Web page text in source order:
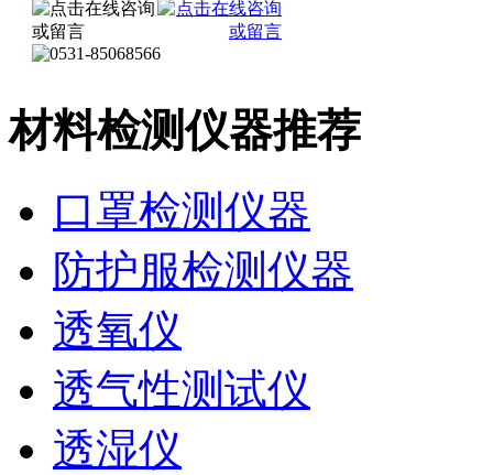
材料检测仪器推荐
口罩检测仪器
防护服检测仪器
透氧仪
透气性测试仪
透湿仪